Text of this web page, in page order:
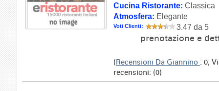
Cucina Ristorante: Classica
Atmosfera: Elegante
Voti Clienti: 3.47 da 5
prenotazione e
(Recensioni Da Giannino : 0;
recensioni: (0)